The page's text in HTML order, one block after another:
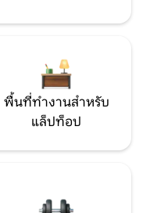
พื้นที่ทำงานสำหรับ
แล็ปท็อป